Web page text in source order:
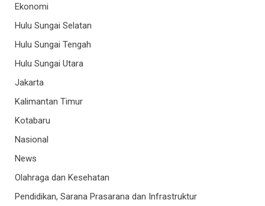
Ekonomi
Hulu Sungai Selatan
Hulu Sungai Tengah
Hulu Sungai Utara
Jakarta
Kalimantan Timur
Kotabaru
Nasional
News
Olahraga dan Kesehatan
Pendidikan, Sarana Prasarana dan Infrastruktur